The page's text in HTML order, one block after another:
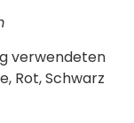
verwendeten
Rot, Schwarz